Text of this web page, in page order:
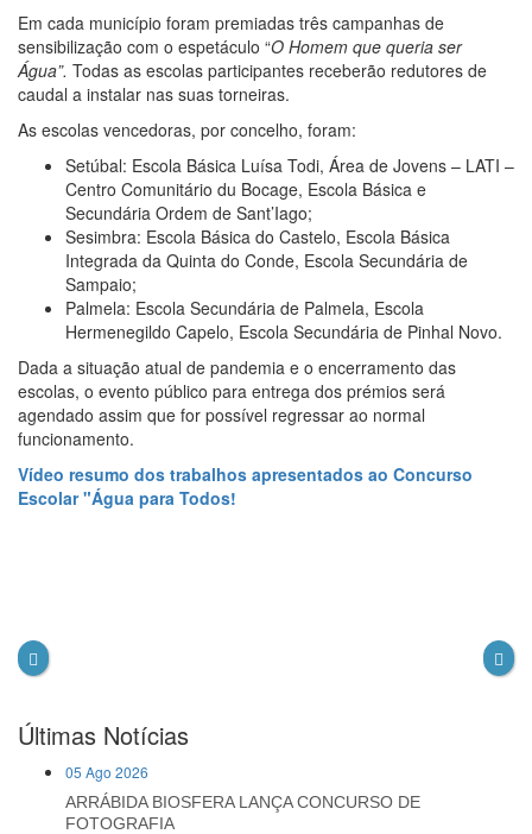
Em cada município foram premiadas três campanhas de
sensibilização com o espetáculo “O Homem que queria ser
Água”. Todas as escolas participantes receberão redutores de
caudal a instalar nas suas torneiras.
As escolas vencedoras, por concelho, foram:
Setúbal: Escola Básica Luísa Todi, Área de Jovens – LATI –
Centro Comunitário du Bocage, Escola Básica e
Secundária Ordem de Sant’Iago;
Sesimbra: Escola Básica do Castelo, Escola Básica
Integrada da Quinta do Conde, Escola Secundária de
Sampaio;
Palmela: Escola Secundária de Palmela, Escola
Hermenegildo Capelo, Escola Secundária de Pinhal Novo.
Dada a situação atual de pandemia e o encerramento das
escolas, o evento público para entrega dos prémios será
agendado assim que for possível regressar ao normal
funcionamento.
Vídeo resumo dos trabalhos apresentados ao Concurso
Escolar "Água para Todos!
Últimas Notícias
05 Ago 2026
ARRÁBIDA BIOSFERA LANÇA CONCURSO DE
FOTOGRAFIA